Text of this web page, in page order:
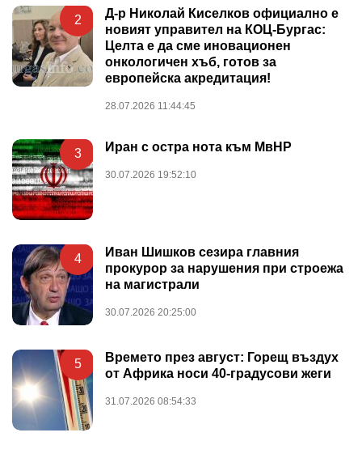
2
Д-р Николай Киселков официално е
новият управител на КОЦ-Бургас:
Целта е да сме иновационен
онкологичен хъб, готов за
европейска акредитация!
28.07.2026 11:44:45
3 Иран с остра нота към МвНР
30.07.2026 19:52:10
4
Иван Шишков сезира главния
прокурор за нарушения при строежа
на магистрали
30.07.2026 20:25:00
5
Времето през август: Горещ въздух
от Африка носи 40-градусови жеги
31.07.2026 08:54:33